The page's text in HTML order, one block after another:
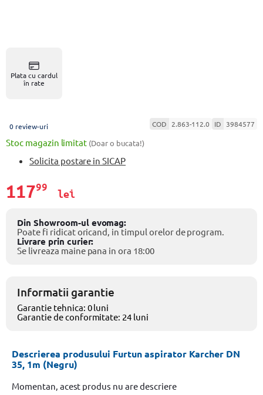
Plata cu cardul
în rate
0 review-uri COD 2.863-112.0 ID 3984577
Stoc magazin limitat (Doar o bucata!)
Solicita postare in SICAP
11799
lei
Din Showroom-ul evomag:
Poate fi ridicat oricand, in timpul orelor de program.
Livrare prin curier:
Se livreaza maine pana in ora 18:00
Informatii garantie
Garantie tehnica: 0 luni
Garantie de conformitate: 24 luni
Descrierea produsului Furtun aspirator Karcher DN
35, 1m (Negru)
Momentan, acest produs nu are descriere